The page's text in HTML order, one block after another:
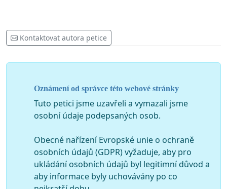
Kontaktovat autora petice
Oznámení od správce této webové stránky
Tuto petici jsme uzavřeli a vymazali jsme
osobní údaje podepsaných osob.
Obecné nařízení Evropské unie o ochraně
osobních údajů (GDPR) vyžaduje, aby pro
ukládání osobních údajů byl legitimní důvod a
aby informace byly uchovávány po co